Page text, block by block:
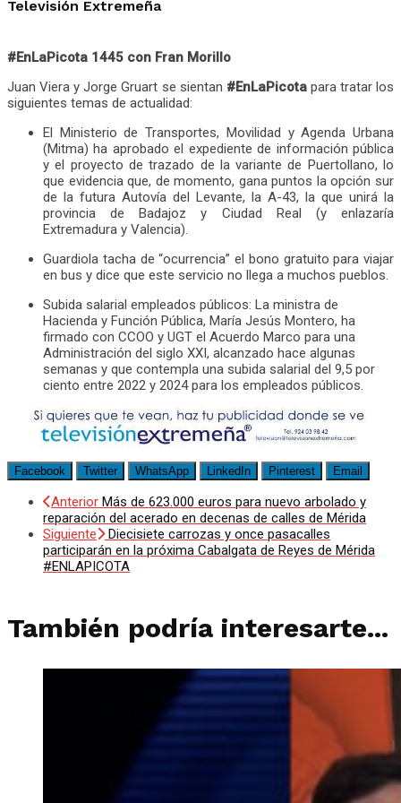
Televisión Extremeña
#EnLaPicota 1445 con Fran Morillo
Juan Viera y Jorge Gruart se sientan #EnLaPicota para tratar los
siguientes temas de actualidad:
El Ministerio de Transportes, Movilidad y Agenda Urbana
(Mitma) ha aprobado el expediente de información pública
y el proyecto de trazado de la variante de Puertollano, lo
que evidencia que, de momento, gana puntos la opción sur
de la futura Autovía del Levante, la A-43, la que unirá la
provincia de Badajoz y Ciudad Real (y enlazaría
Extremadura y Valencia).
Guardiola tacha de “ocurrencia” el bono gratuito para viajar
en bus y dice que este servicio no llega a muchos pueblos.
Subida salarial empleados públicos: La ministra de
Hacienda y Función Pública, María Jesús Montero, ha
firmado con CCOO y UGT el Acuerdo Marco para una
Administración del siglo XXI, alcanzado hace algunas
semanas y que contempla una subida salarial del 9,5 por
ciento entre 2022 y 2024 para los empleados públicos.
Facebook Twitter WhatsApp LinkedIn Pinterest Email
Anterior Más de 623.000 euros para nuevo arbolado y
reparación del acerado en decenas de calles de Mérida
Siguiente
Diecisiete carrozas y once pasacalles
participarán en la próxima Cabalgata de Reyes de Mérida
#ENLAPICOTA
También podría interesarte...